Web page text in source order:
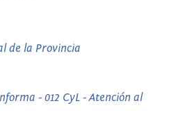
de la Provincia
- 012 CyL - Atención al